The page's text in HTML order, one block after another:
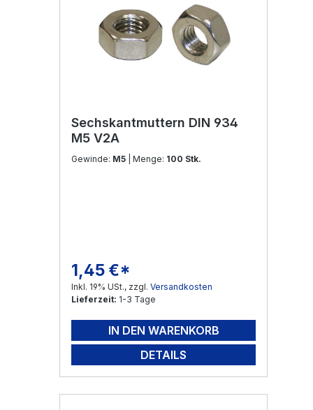
Sechskantmuttern DIN 934
M5 V2A
Gewinde: M5 | Menge: 100 Stk.
Regulärer Preis:
1,45 €*
Inkl. 19% USt., zzgl. Versandkosten
Lieferzeit: 1-3 Tage
IN DEN WARENKORB
DETAILS